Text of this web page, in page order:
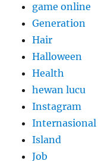
game online
Generation
Hair
Halloween
Health
hewan lucu
Instagram
Internasional
Island
Job